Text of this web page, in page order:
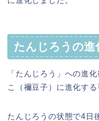
たんじろうの進
「たんじろう」への進
こ（禰豆子）に進化する
たんじろうの状態で4日